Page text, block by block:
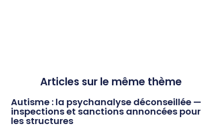
Articles sur le même thème
Autisme : la psychanalyse déconseillée —
inspections et sanctions annoncées pour
les structures